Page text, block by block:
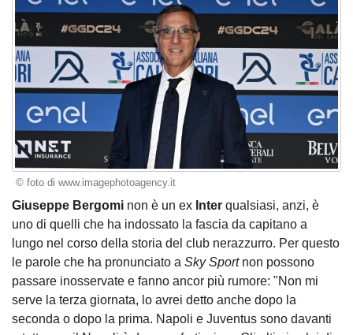
© foto di www.imagephotoagency.it
Giuseppe Bergomi non è un ex Inter qualsiasi, anzi, è
uno di quelli che ha indossato la fascia da capitano a
lungo nel corso della storia del club nerazzurro. Per questo
le parole che ha pronunciato a Sky Sportnon possono
passare inosservate e fanno ancor più rumore: "Non mi
serve la terza giornata, lo avrei detto anche dopo la
seconda o dopo la prima. Napoli e Juventus sono davanti